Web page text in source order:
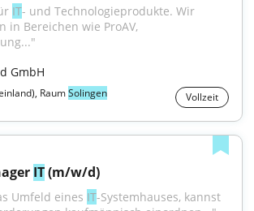
IT- und Technologieprodukte. Wir
in Bereichen wie ProAV,
GmbH
RaumSolingen Vollzeit
IT (m/w/d)
Umfeld eines IT-Systemhauses, kannst